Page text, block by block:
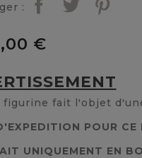
:
€
figurine fait l'objet
POUR CE
UNIQUEMENT EN